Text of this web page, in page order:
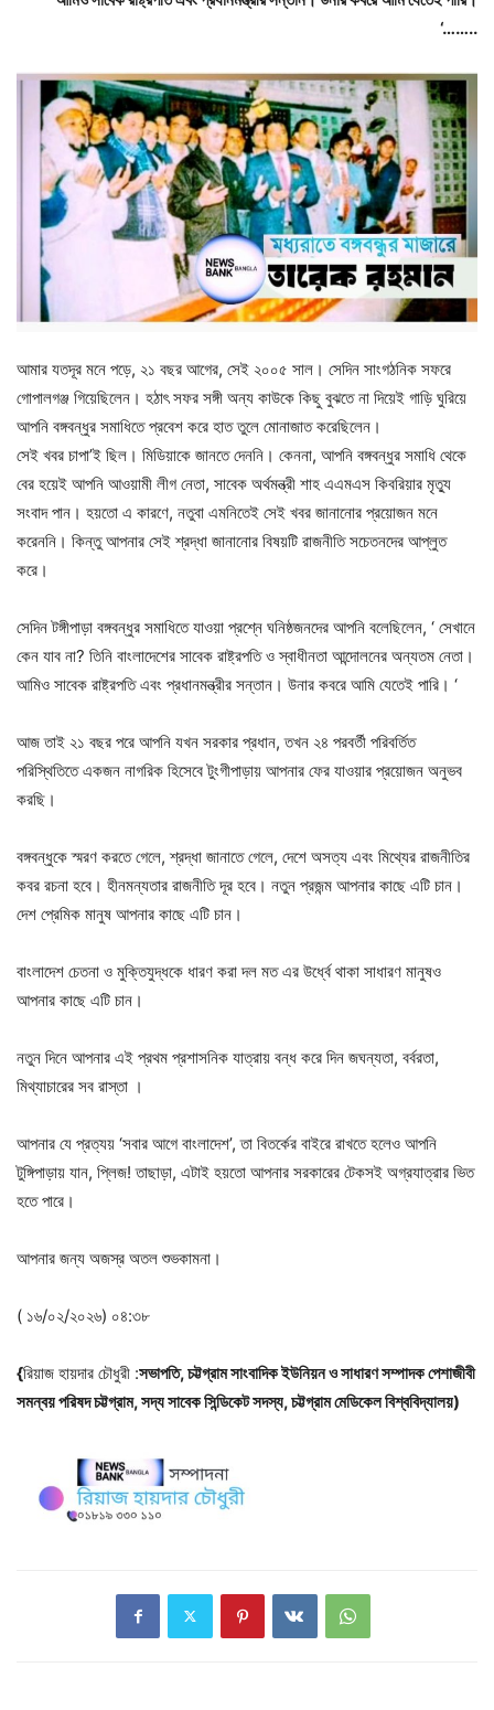
‘……..
আমার যতদূর মনে পড়ে, ২১ বছর আগের, সেই ২০০৫ সাল। সেদিন সাংগঠনিক সফরে
গোপালগঞ্জ গিয়েছিলেন। হঠাৎ সফর সঙ্গী অন্য কাউকে কিছু বুঝতে না দিয়েই গাড়ি ঘুরিয়ে
আপনি বঙ্গবন্ধুর সমাধিতে প্রবেশ করে হাত তুলে মোনাজাত করেছিলেন।
সেই খবর চাপা’ই ছিল। মিডিয়াকে জানতে দেননি। কেননা, আপনি বঙ্গবন্ধুর সমাধি থেকে
বের হয়েই আপনি আওয়ামী লীগ নেতা, সাবেক অর্থমন্ত্রী শাহ এএমএস কিবরিয়ার মৃত্যু
সংবাদ পান। হয়তো এ কারণে, নতুবা এমনিতেই সেই খবর জানানোর প্রয়োজন মনে
করেননি। কিন্তু আপনার সেই শ্রদ্ধা জানানোর বিষয়টি রাজনীতি সচেতনদের আপ্লুত
করে।
সেদিন টঙ্গীপাড়া বঙ্গবন্ধুর সমাধিতে যাওয়া প্রশ্নে ঘনিষ্ঠজনদের আপনি বলেছিলেন, ‘ সেখানে
কেন যাব না? তিনি বাংলাদেশের সাবেক রাষ্ট্রপতি ও স্বাধীনতা আন্দোলনের অন্যতম নেতা।
আমিও সাবেক রাষ্ট্রপতি এবং প্রধানমন্ত্রীর সন্তান। উনার কবরে আমি যেতেই পারি। ‘
আজ তাই ২১ বছর পরে আপনি যখন সরকার প্রধান, তখন ২৪ পরবর্তী পরিবর্তিত
পরিস্থিতিতে একজন নাগরিক হিসেবে টুংগীপাড়ায় আপনার ফের যাওয়ার প্রয়োজন অনুভব
করছি।
বঙ্গবন্ধুকে স্মরণ করতে গেলে, শ্রদ্ধা জানাতে গেলে, দেশে অসত্য এবং মিথ্যের রাজনীতির
কবর রচনা হবে। হীনমন্যতার রাজনীতি দূর হবে। নতুন প্রজন্ম আপনার কাছে এটি চান।
দেশ প্রেমিক মানুষ আপনার কাছে এটি চান।
বাংলাদেশ চেতনা ও মুক্তিযুদ্ধকে ধারণ করা দল মত এর উর্ধ্বে থাকা সাধারণ মানুষও
আপনার কাছে এটি চান।
নতুন দিনে আপনার এই প্রথম প্রশাসনিক যাত্রায় বন্ধ করে দিন জঘন্যতা, বর্বরতা,
মিথ্যাচারের সব রাস্তা ।
আপনার যে প্রত্যয় ‘সবার আগে বাংলাদেশ’, তা বিতর্কের বাইরে রাখতে হলেও আপনি
টুঙ্গিপাড়ায় যান, প্লিজ! তাছাড়া, এটাই হয়তো আপনার সরকারের টেকসই অগ্রযাত্রার ভিত
হতে পারে।
আপনার জন্য অজস্র অতল শুভকামনা।
( ১৬/০২/২০২৬) ০৪:৩৮
{রিয়াজ হায়দার চৌধুরী :সভাপতি,চট্টগ্রামসাংবাদিকইউনিয়নওসাধারণসম্পাদকপেশাজীবী
সমন্বয়পরিষদচট্টগ্রাম,সদ্যসাবেকসিন্ডিকেটসদস্য,চট্টগ্রামমেডিকেলবিশ্ববিদ্যালয়)